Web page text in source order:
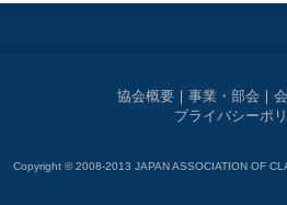
協会概要 ｜ 事業・部会 ｜
プライバシーポ
Copyright © 2008-2013 JAPAN ASSOCIATION OF